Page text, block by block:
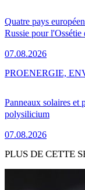
Quatre pays
Russie pour l'Ossétie
07.08.2026
Panneaux solaires et
polysilicium
07.08.2026
PROENERGIE,
PLUS DE CETTE